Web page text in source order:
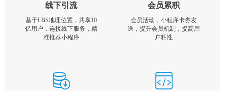
线下引流
基于LBS地理位置，共享10
亿用户，连接线下服务，精
准推荐小程序
会员累积
会员活动，小程序卡券发
送，提升会员机制，提高用
户粘性